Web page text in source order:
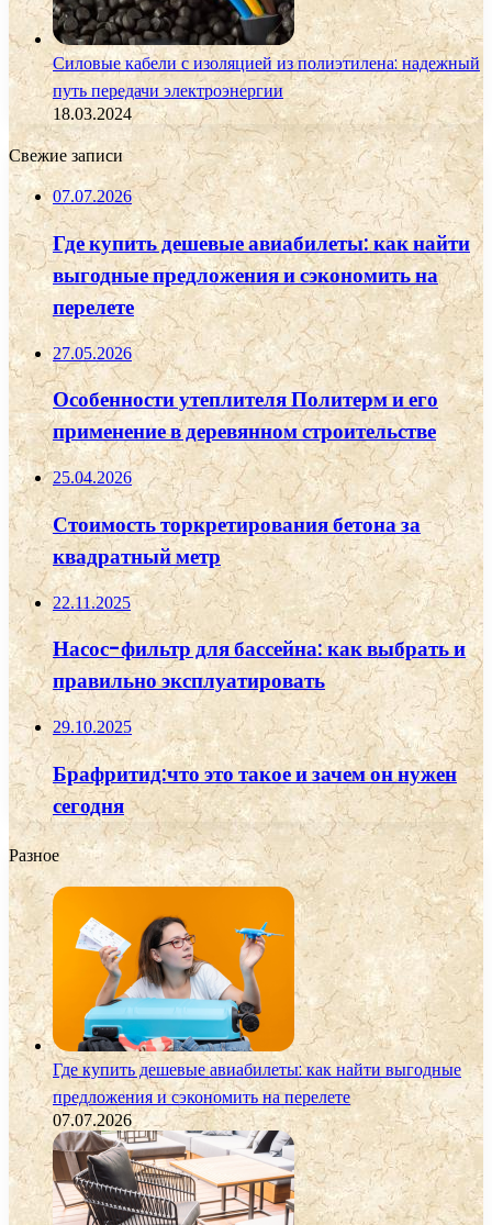
Силовые кабели с изоляцией из полиэтилена: надежный
путь передачи электроэнергии
18.03.2024
Свежие записи
07.07.2026
Где купить дешевые авиабилеты: как найти
выгодные предложения и сэкономить на
перелете
27.05.2026
Особенности утеплителя Политерм и его
применение в деревянном строительстве
25.04.2026
Стоимость торкретирования бетона за
квадратный метр
22.11.2025
Насос-фильтр для бассейна: как выбрать и
правильно эксплуатировать
29.10.2025
Брафритид:что это такое и зачем он нужен
сегодня
Разное
Где купить дешевые авиабилеты: как найти выгодные
предложения и сэкономить на перелете
07.07.2026